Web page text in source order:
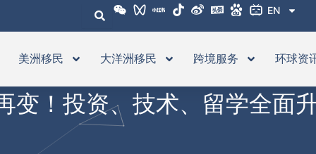
EN
美洲移民 大洋洲移民 跨境服务 环球资
变！投资、技术、留学全面升